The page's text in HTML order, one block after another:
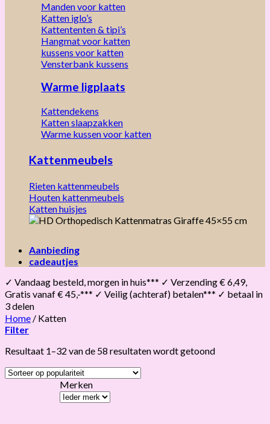
Manden voor katten
Katten iglo’s
Kattententen & tipi’s
Hangmat voor katten
kussens voor katten
Vensterbank kussens
Warme ligplaats
Kattendekens
Katten slaapzakken
Warme kussen voor katten
Kattenmeubels
Rieten kattenmeubels
Houten kattenmeubels
Katten huisjes
Aanbieding
cadeautjes
✓ Vandaag besteld, morgen in huis*** ✓ Verzending € 6,49,
Gratis vanaf € 45,-*** ✓ Veilig (achteraf) betalen*** ✓ betaal in
3 delen
Home / Katten
Filter
Resultaat 1–32 van de 58 resultaten wordt getoondGesorteerd
Merken